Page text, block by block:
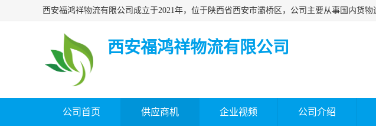
西安福鸿祥物流有限公司
公司首页 供应商机 企业视频 公司介绍